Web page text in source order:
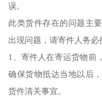
误。
此类货件存在的问题主
出现问题，请寄件人务必
1、寄件人在寄运货物前
确保货物抵达当地以后
货件清关事宜。